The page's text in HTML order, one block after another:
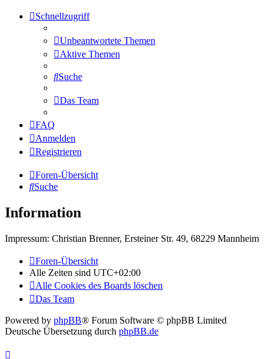
Schnellzugriff
Unbeantwortete Themen
Aktive Themen
Suche
Das Team
FAQ
Anmelden
Registrieren
Foren-Übersicht
Suche
Information
Impressum: Christian Brenner, Ersteiner Str. 49, 68229 Mannheim
Foren-Übersicht
Alle Zeiten sind UTC+02:00
Alle Cookies des Boards löschen
Das Team
Powered by phpBB® Forum Software © phpBB Limited
Deutsche Übersetzung durch phpBB.de